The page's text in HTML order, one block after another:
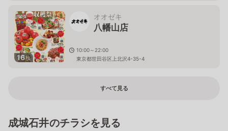
16枚
オオゼキ
八幡山店
10:00～22:00
東京都世田谷区上北沢4-35-4
すべて見る
成城石井のチラシを見る